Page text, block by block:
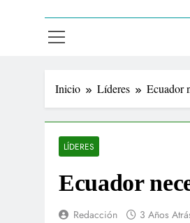
Inicio Líderes Ecuador
LÍDERES
Ecuador
Redacción 3 Años